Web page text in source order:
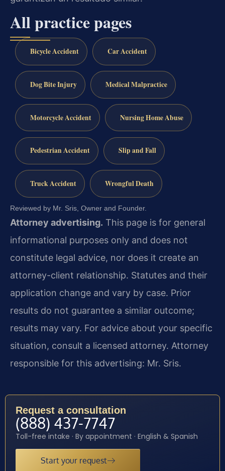
All practice pages
Bicycle Accident Car Accident
Dog Bite Injury Medical Malpractice
Motorcycle Accident Nursing Home Abuse
Pedestrian Accident Slip and Fall
Truck Accident Wrongful Death
Reviewed by Mr. Sris, Owner and Founder.
Attorney advertising. This page is for general
informational purposes only and does not
constitute legal advice, nor does it create an
attorney-client relationship. Statutes and their
application change and vary by case. Prior
results do not guarantee a similar outcome;
results may vary. For advice about your specific
situation, consult a licensed attorney. Attorney
responsible for this advertising: Mr. Sris.
Request a consultation
(888) 437-7747
Toll-free intake · By appointment · English & Spanish
Start your request